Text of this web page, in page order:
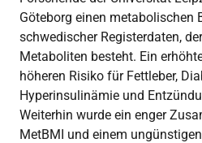
Göteborg einen metabolischen
schwedischer Registerdaten,
Metaboliten besteht. Ein
höheren Risiko für Fettleber,
Hyperinsulinämie und
Weiterhin wurde ein enger
MetBMI und einem